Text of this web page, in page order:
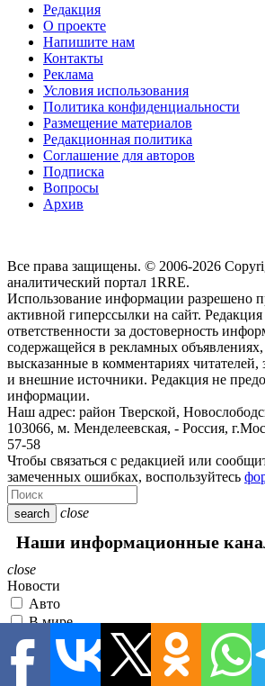
Редакция
О проекте
Напишите нам
Контакты
Реклама
Условия использования
Политика конфиденциальности
Размещение материалов
Редакционная политика
Соглашение для авторов
Подписка
Вопросы
Архив
Все права защищены. © 2006-2026
аналитический портал 1RRE.
Использование информации разрешено
активной гиперссылки на сайт. Редакция
ответственности за достоверность
содержащейся в рекламных
высказанные в комментариях читателей,
и внешние источники. Редакция не
информации.
Наш адрес: район Тверской,
103066, м. Менделеевская, - Россия,
57-58
Чтобы связаться с редакцией или
замеченных ошибках, воспользуйтесь
search close
Наши информационные
close
Новости
Авто
В мире
Гороскоп
Здоровье
Культура